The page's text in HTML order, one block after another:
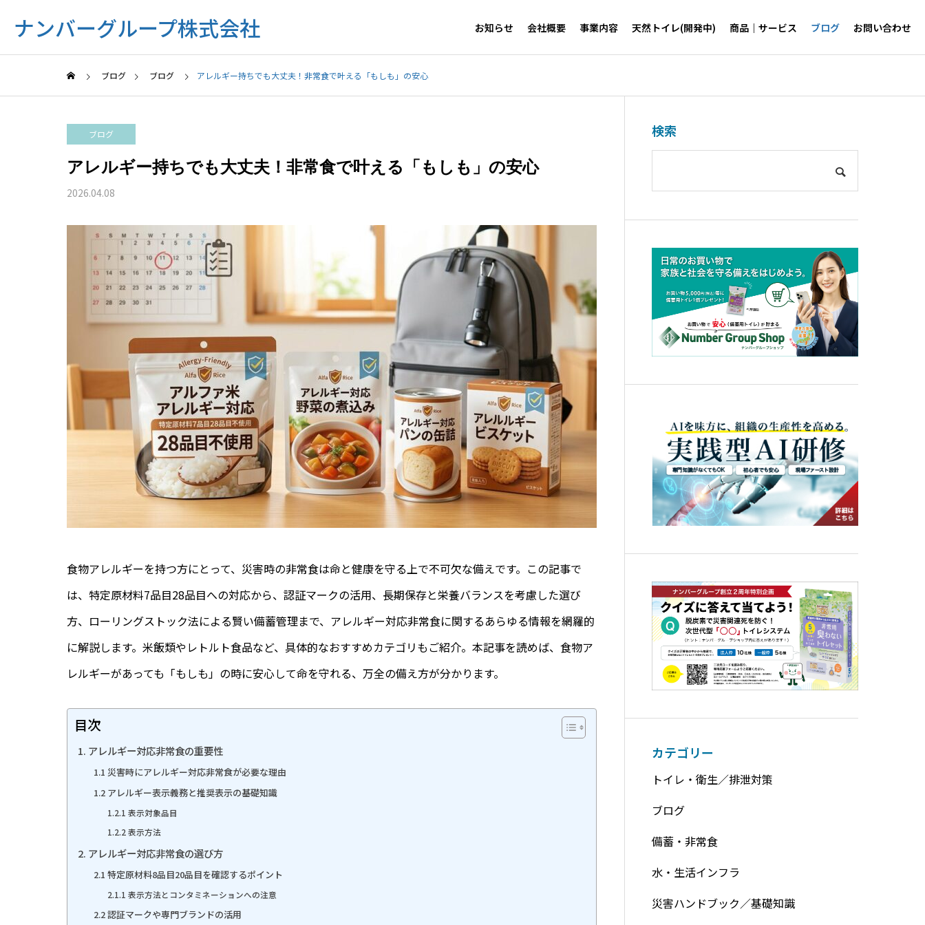
ナンバーグループ株式会社 お知らせ 会社概要 事業内容 天然トイレ(開発中) 商品｜サービス ブログ お問い合わせ
ブログ ブログ アレルギー持ちでも大丈夫！非常食で叶える「もしも」の安心
ブログ
アレルギー持ちでも大丈夫！非常食で叶える「もしも」の安心
2026.04.08
食物アレルギーを持つ方にとって、災害時の非常食は命と健康を守る上で不可欠な備えです。この記事で
は、特定原材料7品目28品目への対応から、認証マークの活用、長期保存と栄養バランスを考慮した選び
方、ローリングストック法による賢い備蓄管理まで、アレルギー対応非常食に関するあらゆる情報を網羅的
に解説します。米飯類やレトルト食品など、具体的なおすすめカテゴリもご紹介。本記事を読めば、食物ア
レルギーがあっても「もしも」の時に安心して命を守れる、万全の備え方が分かります。
目次
1. アレルギー対応非常食の重要性
1.1 災害時にアレルギー対応非常食が必要な理由
1.2 アレルギー表示義務と推奨表示の基礎知識
1.2.1 表示対象品目
1.2.2 表示方法
2. アレルギー対応非常食の選び方
2.1 特定原材料8品目20品目を確認するポイント
2.1.1 表示方法とコンタミネーションへの注意
2.2 認証マークや専門ブランドの活用
検索
カテゴリー
トイレ・衛生／排泄対策
ブログ
備蓄・非常食
水・生活インフラ
災害ハンドブック／基礎知識